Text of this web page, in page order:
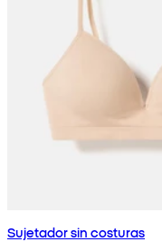
Sujetador sin costuras